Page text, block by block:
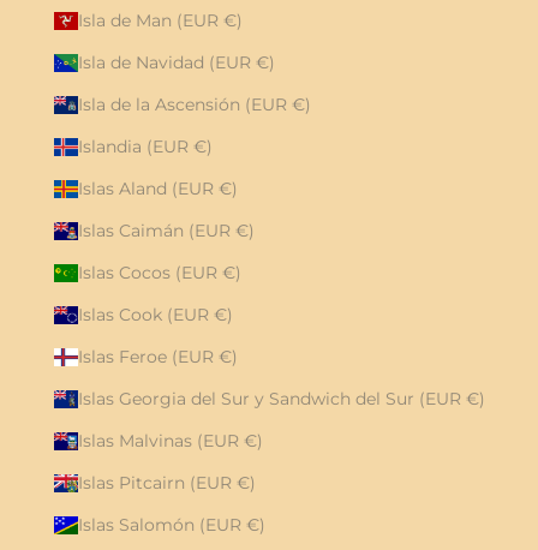
Isla de Man (EUR €)
Isla de Navidad (EUR €)
Isla de la Ascensión (EUR €)
Islandia (EUR €)
Islas Aland (EUR €)
Islas Caimán (EUR €)
Islas Cocos (EUR €)
Islas Cook (EUR €)
Islas Feroe (EUR €)
Islas Georgia del Sur y Sandwich del Sur (EUR €)
Islas Malvinas (EUR €)
Islas Pitcairn (EUR €)
Islas Salomón (EUR €)